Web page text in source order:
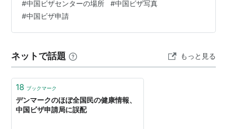
発行してもらうらしい） 私は、 日本→中国→日本 の往復
航空券だったので、 きっぱり諦めてビザを申請しました
ら。 有効期限3ヶ月なので、取得タイミングを考えたり
#中国ビザセンターの場所 #中国ビザ写真
#中国ビザ申請
ネットで話題 もっと見る
18 ブックマーク
デンマークのほぼ全国民の健康情報、
中国ビザ申請局に誤配